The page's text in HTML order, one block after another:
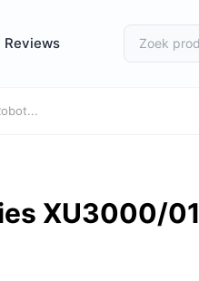
Reviews
XU3000/01